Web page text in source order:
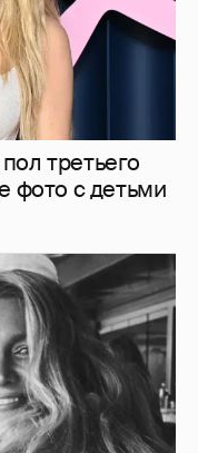
третьего
фото с детьми